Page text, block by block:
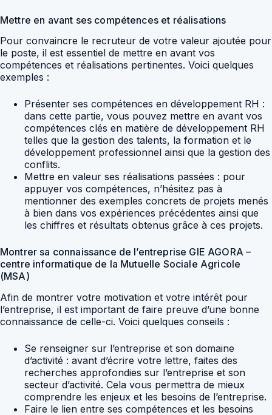
Mettre en avant ses compétences et réalisations
Pour convaincre le recruteur de votre valeur ajoutée pour
le poste, il est essentiel de mettre en avant vos
compétences et réalisations pertinentes. Voici quelques
exemples :
Présenter ses compétences en développement RH :
dans cette partie, vous pouvez mettre en avant vos
compétences clés en matière de développement RH
telles que la gestion des talents, la formation et le
développement professionnel ainsi que la gestion des
conflits.
Mettre en valeur ses réalisations passées : pour
appuyer vos compétences, n’hésitez pas à
mentionner des exemples concrets de projets menés
à bien dans vos expériences précédentes ainsi que
les chiffres et résultats obtenus grâce à ces projets.
Montrer sa connaissance de l’entreprise GIE AGORA –
centre informatique de la Mutuelle Sociale Agricole
(MSA)
Afin de montrer votre motivation et votre intérêt pour
l’entreprise, il est important de faire preuve d’une bonne
connaissance de celle-ci. Voici quelques conseils :
Se renseigner sur l’entreprise et son domaine
d’activité : avant d’écrire votre lettre, faites des
recherches approfondies sur l’entreprise et son
secteur d’activité. Cela vous permettra de mieux
comprendre les enjeux et les besoins de l’entreprise.
Faire le lien entre ses compétences et les besoins